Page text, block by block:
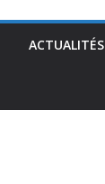
ACTUALITÉS